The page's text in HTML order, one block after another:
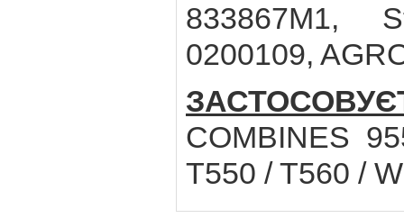
833867M1,
0200109,
COMBINES
T550 / T560 /